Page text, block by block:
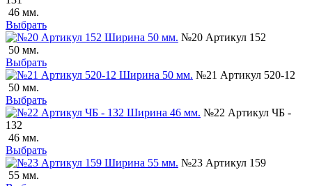
46 мм.
Выбрать
№20 Артикул 152
50 мм.
Выбрать
№21 Артикул 520-12
50 мм.
Выбрать
№22 Артикул ЧБ -
132
46 мм.
Выбрать
№23 Артикул 159
55 мм.